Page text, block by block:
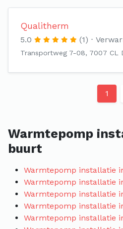
Qualitherm
5.0 (1)
Transportweg 7-08, 7007 CL
1
Warmtepomp
buurt
Warmtepomp installatie
Warmtepomp installatie
Warmtepomp installatie
Warmtepomp installatie
Warmtepomp installatie